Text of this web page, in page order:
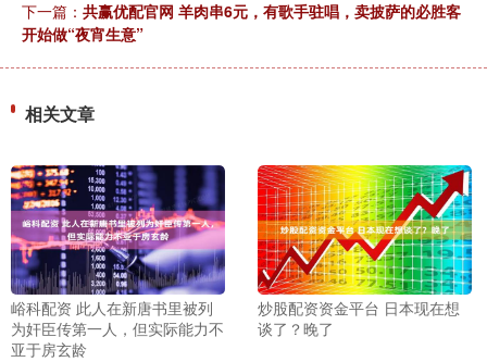
下一篇： 共赢优配官网 羊肉串6元，有歌手驻唱，卖披萨的必胜客
开始做“夜宵生意”
相关文章
峪科配资 此人在新唐书里被列
为奸臣传第一人，但实际能力不
亚于房玄龄
炒股配资资金平台 日本现在想
谈了？晚了